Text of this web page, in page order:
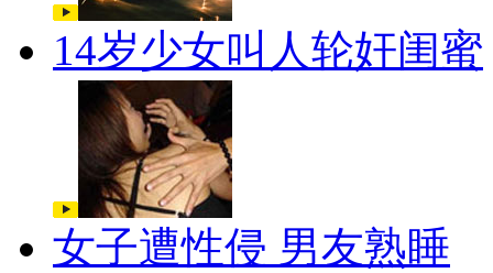
14岁少女叫人轮奸闺蜜
女子遭性侵 男友熟睡